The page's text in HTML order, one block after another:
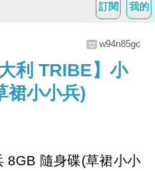
我的
訂閱
w94n85gc
利 TRIBE】小
裙小小兵)
8GB 隨身碟(草裙小小